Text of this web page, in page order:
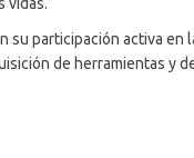
participación activa
de herramientas y